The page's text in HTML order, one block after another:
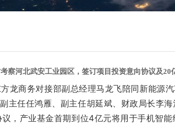
察河北武安工业园区，签订项目投资意向协议及
龙商务对接部副总经理马龙飞陪同新能源
主任任鸿雁、副主任胡延斌、财政局长李
，产业基金首期到位4亿元将用于手机智能